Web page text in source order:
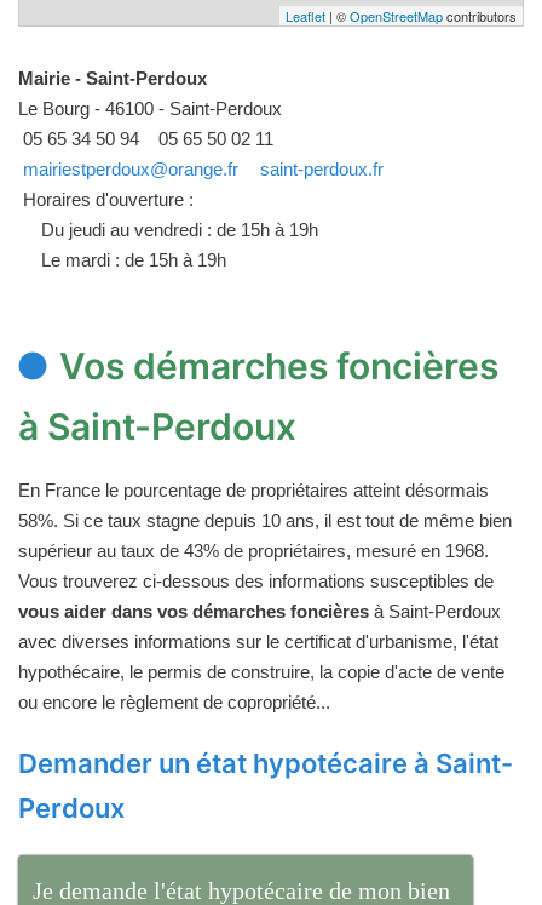
Leaflet | ©OpenStreetMapcontributors
Mairie - Saint-Perdoux
Le Bourg - 46100 - Saint-Perdoux
05 65 34 50 94
05 65 50 02 11
mairiestperdoux@orange.fr
saint-perdoux.fr
Horaires d'ouverture :
Du jeudi au vendredi : de 15h à 19h
Le mardi : de 15h à 19h
Vos démarches foncières
à Saint-Perdoux
En France le pourcentage de propriétaires atteint désormais
58%. Si ce taux stagne depuis 10 ans, il est tout de même bien
supérieur au taux de 43% de propriétaires, mesuré en 1968.
Vous trouverez ci-dessous des informations susceptibles de
vous aider dans vos démarches foncières à Saint-Perdoux
avec diverses informations sur le certificat d'urbanisme, l'état
hypothécaire, le permis de construire, la copie d'acte de vente
ou encore le règlement de copropriété...
Demander un état hypotécaire à Saint-
Perdoux
Je demande l'état hypotécaire de mon bien